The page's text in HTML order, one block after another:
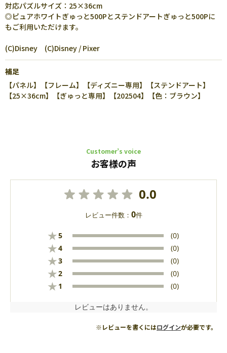
対応パズルサイズ：25×36cm
◎ピュアホワイトぎゅっと500Pとステンドアートぎゅっと500Pに
もご利用いただけます。
(C)Disney (C)Disney / Pixer
補足
【パネル】【フレーム】【ディズニー専用】【ステンドアート】
【25×36cm】【ぎゅっと専用】【202504】【色：ブラウン】
Customer’s voice
お客様の声
0.0
レビュー件数： 0件
★5 (0)
★4 (0)
★3 (0)
★2 (0)
★ 1 (0)
レビューはありません。
※レビューを書くにはログインが必要です。